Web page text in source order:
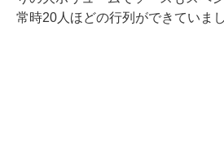
常時20人ほどの行列ができていまし